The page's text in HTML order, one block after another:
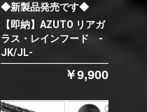
◆新製品発売です◆
【即納】AZUTO リアガ
ラス・レインフード -
JK/JL-
￥9,900